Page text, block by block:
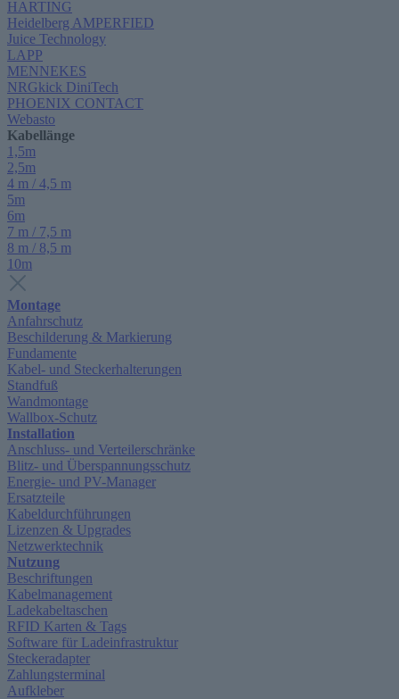
HARTING
Heidelberg AMPERFIED
Juice Technology
LAPP
MENNEKES
NRGkick DiniTech
PHOENIX CONTACT
Webasto
Kabellänge
1,5m
2,5m
4 m / 4,5 m
5m
6m
7 m / 7,5 m
8 m / 8,5 m
10m
Montage
Anfahrschutz
Beschilderung & Markierung
Fundamente
Kabel- und Steckerhalterungen
Standfuß
Wandmontage
Wallbox-Schutz
Installation
Anschluss- und Verteilerschränke
Blitz- und Überspannungsschutz
Energie- und PV-Manager
Ersatzteile
Kabeldurchführungen
Lizenzen & Upgrades
Netzwerktechnik
Nutzung
Beschriftungen
Kabelmanagement
Ladekabeltaschen
RFID Karten & Tags
Software für Ladeinfrastruktur
Steckeradapter
Zahlungsterminal
Aufkleber